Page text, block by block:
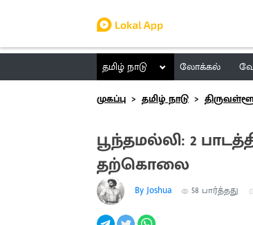
தமிழ் நாடு லோக்கல்
முகப்பு
தமிழ் நாடு
பூந்தமல்லி: 2
தற்கொலை
By Joshua 58 பார்த்தது